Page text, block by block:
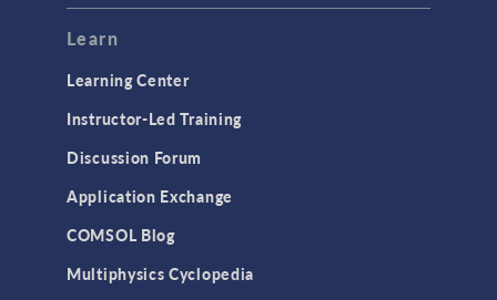
Learn
Learning Center
Instructor-Led Training
Discussion Forum
Application Exchange
COMSOL Blog
Multiphysics Cyclopedia